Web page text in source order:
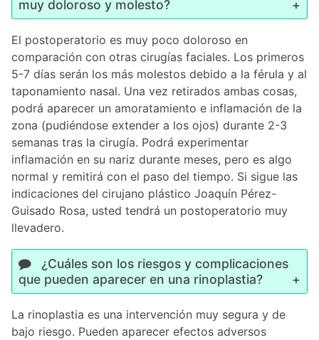
muy doloroso y molesto?
El postoperatorio es muy poco doloroso en
comparación con otras cirugías faciales. Los primeros
5-7 días serán los más molestos debido a la férula y al
taponamiento nasal. Una vez retirados ambas cosas,
podrá aparecer un amoratamiento e inflamación de la
zona (pudiéndose extender a los ojos) durante 2-3
semanas tras la cirugía. Podrá experimentar
inflamación en su nariz durante meses, pero es algo
normal y remitirá con el paso del tiempo. Si sigue las
indicaciones del cirujano plástico Joaquín Pérez-
Guisado Rosa, usted tendrá un postoperatorio muy
llevadero.
¿Cuáles son los riesgos y complicaciones
que pueden aparecer en una rinoplastia?
La rinoplastia es una intervención muy segura y de
bajo riesgo. Pueden aparecer efectos adversos